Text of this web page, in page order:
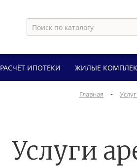
РАСЧЁТ ИПОТЕКИ ЖИЛЫЕ
Главная -
Услуги